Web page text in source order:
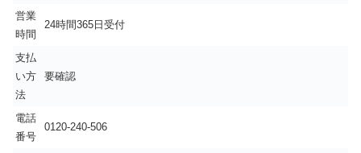
営業
時間
24時間365日受付
支払
い方
法
要確認
電話
番号
0120-240-506